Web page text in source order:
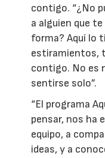
contigo. “¿No
a alguien que
forma? Aquí lo
estiramientos,
contigo. No es
sentirse solo”.
“El programa
pensar, nos ha
equipo, a
ideas, y a